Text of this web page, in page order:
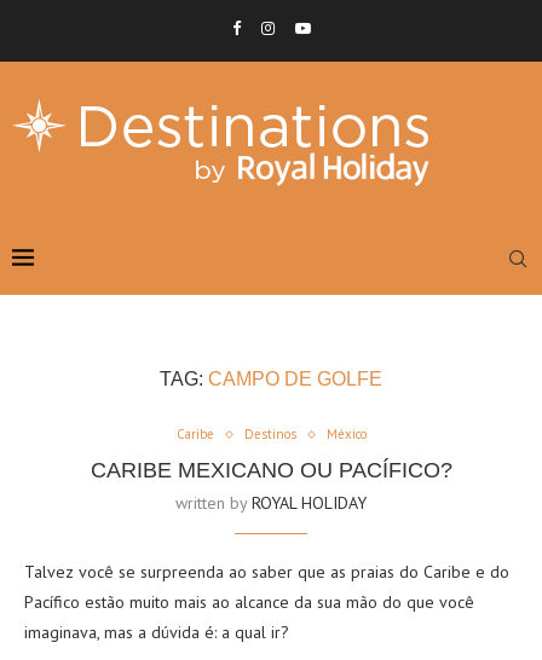
TAG: CAMPO DE GOLFE
Caribe Destinos México
CARIBE MEXICANO OU PACÍFICO?
written byROYAL HOLIDAY
Talvez você se surpreenda ao saber que as praias do Caribe e do
Pacífico estão muito mais ao alcance da sua mão do que você
imaginava, mas a dúvida é: a qual ir?